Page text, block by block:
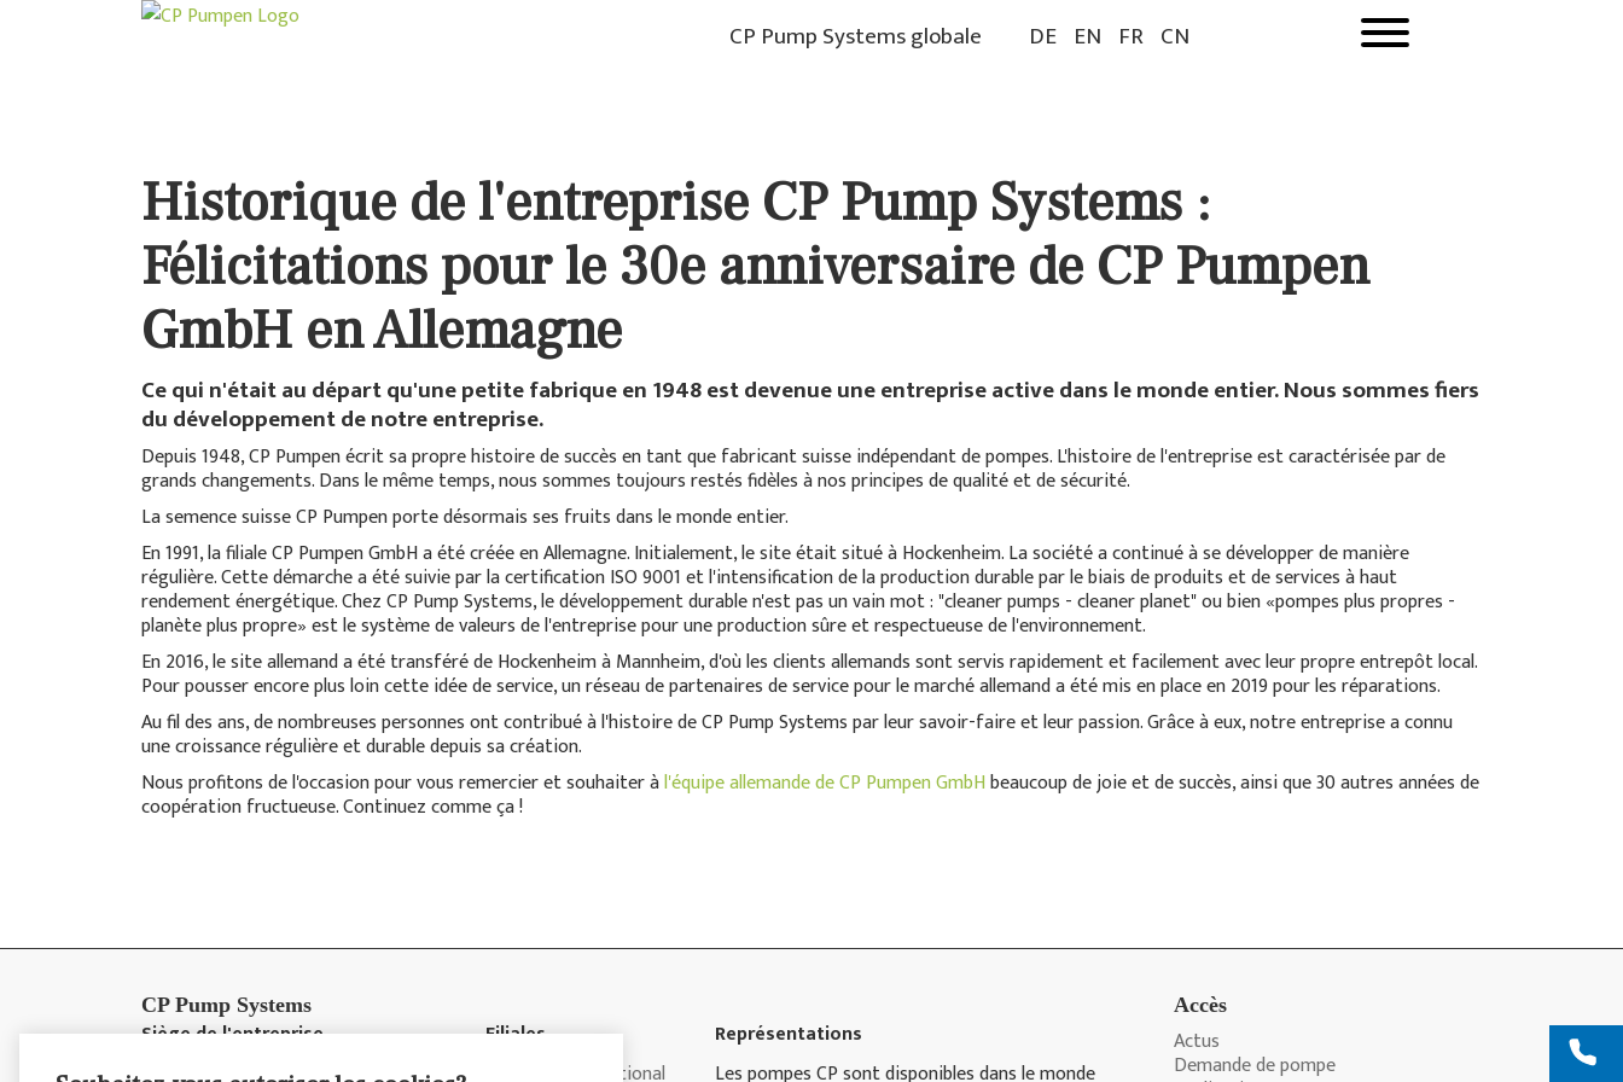
CP Pump Systems globale DE EN FR CN
Historique de l'entreprise CP Pump Systems :
Félicitations pour le 30e anniversaire de CP Pumpen
GmbH en Allemagne
Ce qui n'était au départ qu'une petite fabrique en 1948 est devenue une entreprise active dans le monde entier. Nous sommes fiers
du développement de notre entreprise.
Depuis 1948, CP Pumpen écrit sa propre histoire de succès en tant que fabricant suisse indépendant de pompes. L'histoire de l'entreprise est caractérisée par de
grands changements. Dans le même temps, nous sommes toujours restés fidèles à nos principes de qualité et de sécurité.
La semence suisse CP Pumpen porte désormais ses fruits dans le monde entier.
En 1991, la filiale CP Pumpen GmbH a été créée en Allemagne. Initialement, le site était situé à Hockenheim. La société a continué à se développer de manière
régulière. Cette démarche a été suivie par la certification ISO 9001 et l'intensification de la production durable par le biais de produits et de services à haut
rendement énergétique. Chez CP Pump Systems, le développement durable n'est pas un vain mot : "cleaner pumps - cleaner planet" ou bien «pompes plus propres -
planète plus propre» est le système de valeurs de l'entreprise pour une production sûre et respectueuse de l'environnement.
En 2016, le site allemand a été transféré de Hockenheim à Mannheim, d'où les clients allemands sont servis rapidement et facilement avec leur propre entrepôt local.
Pour pousser encore plus loin cette idée de service, un réseau de partenaires de service pour le marché allemand a été mis en place en 2019 pour les réparations.
Au fil des ans, de nombreuses personnes ont contribué à l'histoire de CP Pump Systems par leur savoir-faire et leur passion. Grâce à eux, notre entreprise a connu
une croissance régulière et durable depuis sa création.
Nous profitons de l'occasion pour vous remercier et souhaiter àl'équipe allemande de CP Pumpen GmbHbeaucoup de joie et de succès, ainsi que 30 autres années de
coopération fructueuse. Continuez comme ça !
CP Pump Systems
Siège de l'entreprise
Im Bruehl 7
Filiales
Suisse & International
Représentations
Les pompes CP sont disponibles dans le monde
Accès
Actus
Demande de pompe